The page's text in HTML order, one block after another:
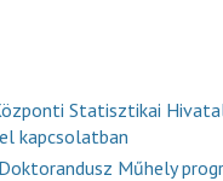
Statisztikai
kapcsolatban
Műhely